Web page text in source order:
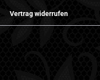
Vertrag widerrufen